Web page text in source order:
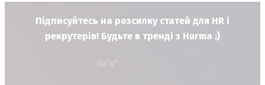
Підписуйтесь на розсилку статей для HR і
рекрутерів! Будьте в тренді з Hurma ;)